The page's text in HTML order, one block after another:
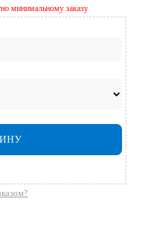
минимальному заказу